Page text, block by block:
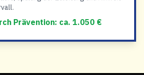
Prävention: ca. 1.050 €